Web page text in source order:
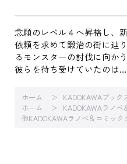
念願のレベル４へ昇格し、
依頼を求めて鍛治の街に辿
るモンスターの討伐に向か
彼らを待ち受けていたのは
ホーム KADOKAWAブック
ホーム
KADOKAWAラノベ
他KADOKAWAラノベ＆コミック